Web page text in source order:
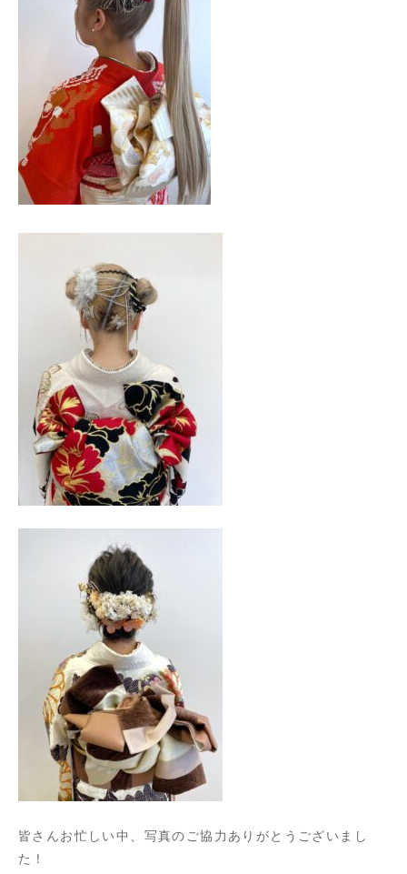
皆さんお忙しい中、写真のご協力ありがとうございまし
た！